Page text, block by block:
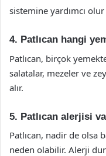
sistemine yardımcı
4. Patlıcan hangi
Patlıcan, birçok
salatalar, mezeler ve
alır.
5. Patlıcan alerjisi
Patlıcan, nadir de olsa
neden olabilir. Alerji